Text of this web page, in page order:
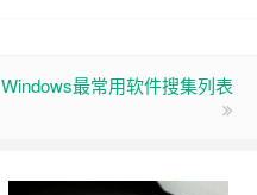
Windows最常用软件搜集列表